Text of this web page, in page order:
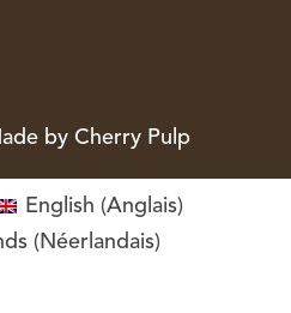
by Cherry Pulp
English (Anglais)
(Néerlandais)